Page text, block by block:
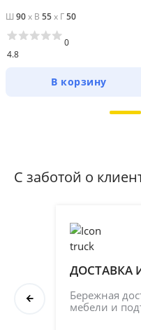
Ш 90x В 55x Г50
4.8
0
В корзину
С заботой о
ДОСТАВКА
Бережная
мебели и